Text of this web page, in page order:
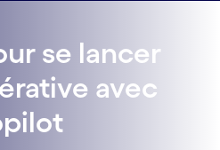
se lancer
avec